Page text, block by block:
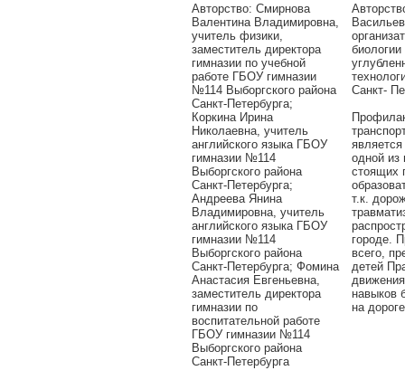
Авторcтво: Смирнова
Валентина Владимировна,
учитель физики,
заместитель директора
гимназии по учебной
работе ГБОУ гимназии
№114 Выборгского района
Санкт-Петербурга;
Коркина Ирина
Николаевна, учитель
английского языка ГБОУ
гимназии №114
Выборгского района
Санкт-Петербурга;
Андреева Янина
Владимировна, учитель
английского языка ГБОУ
гимназии №114
Выборгского района
Санкт-Петербурга; Фомина
Анастасия Евгеньевна,
заместитель директора
гимназии по
воспитательной работе
ГБОУ гимназии №114
Выборгского района
Санкт-Петербурга
Санкт-
одной из
стоящих
т.к.
городе.
всего,
детей
навыков
на